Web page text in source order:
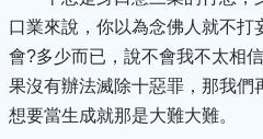
口業來說，你以為念佛人就不
會?多少而已，說不會我不太相
果沒有辦法滅除十惡罪，那我們
想要當生成就那是大難大難。